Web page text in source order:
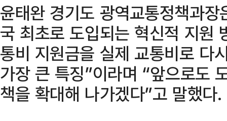
윤태완 경기도 광역교통정책과
국 최초로 도입되는 혁신적 지원
통비 지원금을 실제 교통비로 다
가장 큰 특징”이라며 “앞으로도
책을 확대해 나가겠다”고 말했다.